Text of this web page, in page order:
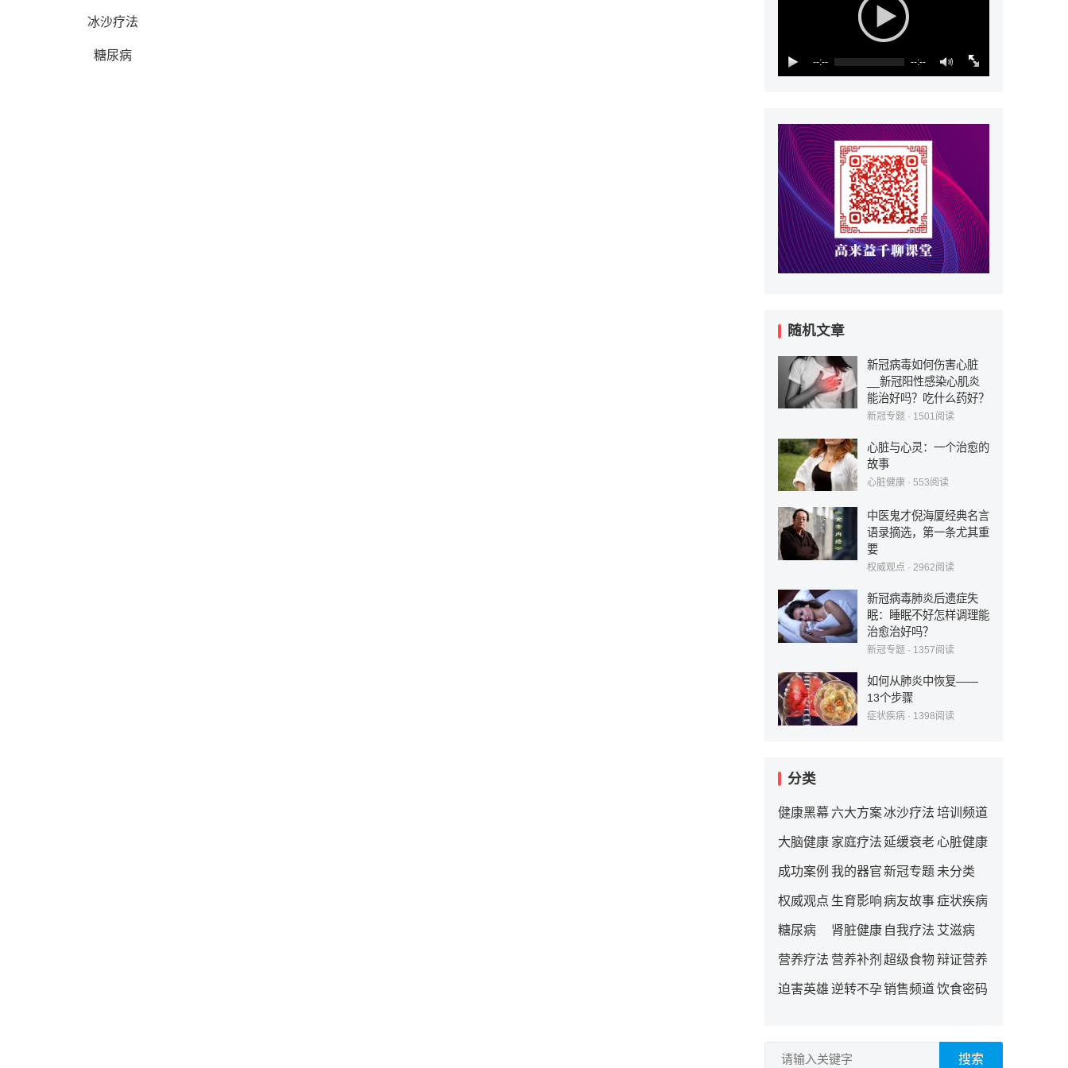
冰沙疗法
糖尿病 --:-- --:--
随机文章
新冠病毒如何伤害心脏
__新冠阳性感染心肌炎
能治好吗？吃什么药好？
新冠专题 · 1501 阅读
心脏与心灵：一个治愈的
故事
心脏健康 · 553阅读
中医鬼才倪海厦经典名言
语录摘选，第一条尤其重
要
权威观点 · 2962阅读
新冠病毒肺炎后遗症失
眠：睡眠不好怎样调理能
治愈治好吗？
新冠专题 · 1357阅读
如何从肺炎中恢复——
13个步骤
症状疾病 · 1398阅读
分类
健康黑幕 六大方案冰沙疗法 培训频道
大脑健康 家庭疗法 延缓衰老 心脏健康
成功案例 我的器官新冠专题 未分类
权威观点 生育影响病友故事症状疾病
糖尿病 肾脏健康 自我疗法 艾滋病
营养疗法 营养补剂 超级食物辩证营养
迫害英雄 逆转不孕销售频道饮食密码
搜索